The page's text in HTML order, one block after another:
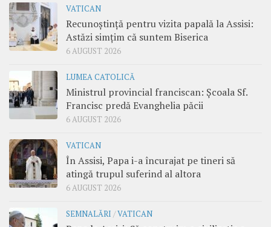
VATICAN
Recunoștință pentru vizita papală la Assisi:
Astăzi simțim că suntem Biserica
6 AUGUST 2026
LUMEA CATOLICĂ
Ministrul provincial franciscan: Școala Sf.
Francisc predă Evanghelia păcii
6 AUGUST 2026
VATICAN
În Assisi, Papa i-a încurajat pe tineri să
atingă trupul suferind al altora
6 AUGUST 2026
SEMNALĂRI /VATICAN